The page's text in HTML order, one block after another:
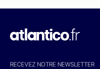
RECEVEZ NOTRE NEWSLETTER